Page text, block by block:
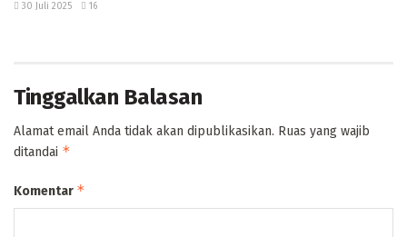
30 Juli 2025 16
Tinggalkan Balasan
Alamat email Anda tidak akan dipublikasikan. Ruas yang wajib
ditandai *
Komentar *